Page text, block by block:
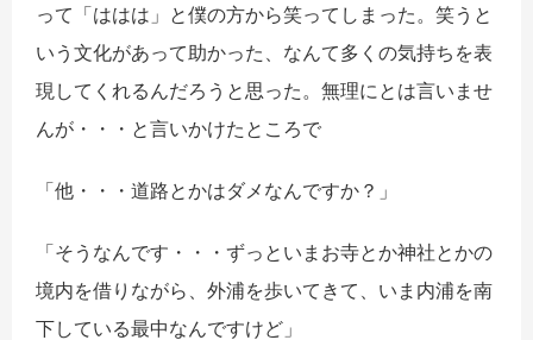
って「ははは」と僕の方から笑ってしまった。笑うと
いう文化があって助かった、なんて多くの気持ちを表
現してくれるんだろうと思った。無理にとは言いませ
んが・・・と言いかけたところで
「他・・・道路とかはダメなんですか？」
「そうなんです・・・ずっといまお寺とか神社とかの
境内を借りながら、外浦を歩いてきて、いま内浦を南
下している最中なんですけど」